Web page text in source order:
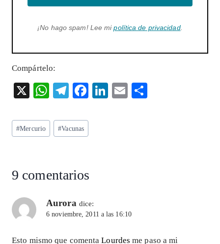
¡No hago spam! Lee mipolítica de privacidad.
Compártelo:
X
W
ts
A
p
T
eg
ra
F
Li E
Etiquetas
de
#Mercurio #Vacunas
9 comentarios
Aurora dice:
6 noviembre, 2011 a las 16:10
Esto mismo que comentaLourdesme paso a mi